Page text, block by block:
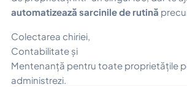
automatizează sarcinile de rutină
Colectarea chiriei,
Contabilitate și
Mentenanță pentru toate proprietățile
administrezi.